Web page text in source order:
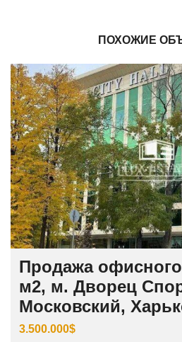
ПОХОЖИЕ
Продажа
м2, м. Дворец
Московский,
3.500.000$